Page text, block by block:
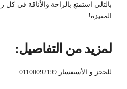
بالتالى استمتع بالراحة والأناقة في كل
المميزة!
لمزيد من التفاصيل:
للحجز و الأستفسار:01100092199